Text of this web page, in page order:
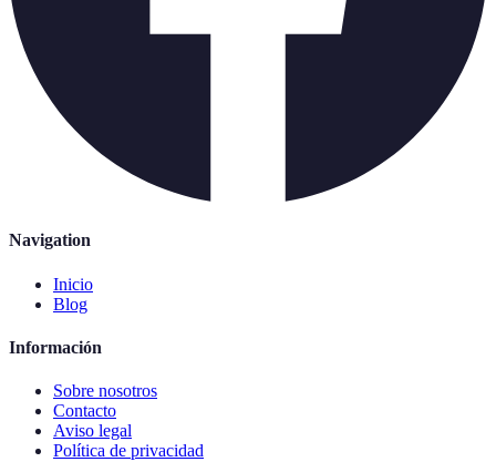
Navigation
Inicio
Blog
Información
Sobre nosotros
Contacto
Aviso legal
Política de privacidad